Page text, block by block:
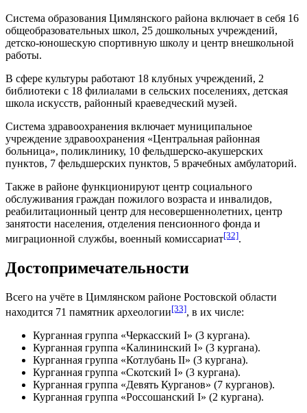
Система образования Цимлянского района включает в себя 16
общеобразовательных школ, 25 дошкольных учреждений,
детско-юношескую спортивную школу и центр внешкольной
работы.
В сфере культуры работают 18 клубных учреждений, 2
библиотеки с 18 филиалами в сельских поселениях, детская
школа искусств, районный краеведческий музей.
Система здравоохранения включает муниципальное
учреждение здравоохранения «Центральная районная
больница», поликлинику, 10 фельдшерско-акушерских
пунктов, 7 фельдшерских пунктов, 5 врачебных амбулаторий.
Также в районе функционируют центр социального
обслуживания граждан пожилого возраста и инвалидов,
реабилитационный центр для несовершеннолетних, центр
занятости населения, отделения пенсионного фонда и
миграционной службы, военный комиссариат[32].
Достопримечательности
Всего на учёте в Цимлянском районе Ростовской области
находится 71 памятник археологии[33], в их числе:
Курганная группа «Черкасский I» (3 кургана).
Курганная группа «Калининский I» (3 кургана).
Курганная группа «Котлубань II» (3 кургана).
Курганная группа «Скотский I» (3 кургана).
Курганная группа «Девять Курганов» (7 курганов).
Курганная группа «Россошанский I» (2 кургана).